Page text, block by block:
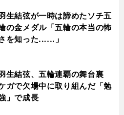
生結弦が一時は諦めたソチ五
の金メダル「五輪の本当の怖
を知った......」
生結弦、五輪連覇の舞台裏
ガで欠場中に取り組んだ「勉
」で成長